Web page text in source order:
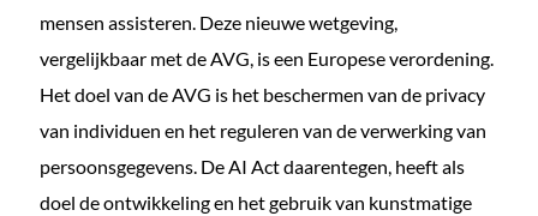
mensen assisteren. Deze nieuwe wetgeving,
vergelijkbaar met de AVG, is een Europese verordening.
Het doel van de AVG is het beschermen van de privacy
van individuen en het reguleren van de verwerking van
persoonsgegevens. De AI Act daarentegen, heeft als
doel de ontwikkeling en het gebruik van kunstmatige